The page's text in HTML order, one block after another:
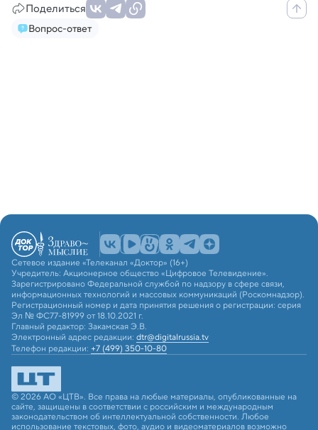
Поделиться
Вопрос-ответ
Сетевое издание «Телеканал «Доктор» (16+)
Учредитель: Акционерное общество «Цифровое Телевидение».
Зарегистрировано Федеральной службой по надзору в сфере связи,
информационных технологий и массовых коммуникаций (Роскомнадзор).
Регистрационный номер и дата принятия решения о регистрации: серия
Эл № ФС77-81999 от 18.10.2021 г.
Главный редактор: Закамская Э.В.
Электронный адрес редакции: dtr@digitalrussia.tv
Телефон редакции: +7 (499) 350-10-80
© 2026 АО «ЦТВ». Все права на любые материалы, опубликованные на
сайте, защищены в соответствии с российским и международным
законодательством об интеллектуальной собственности. Любое
использование текстовых, фото, аудио и видеоматериалов возможно